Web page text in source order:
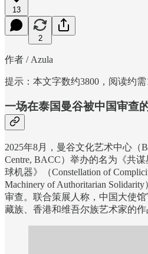
13
2
作者 / Azula
提示：本文字数约3800，阅读约需
一场在泰国曼谷被中国审查
2025年8月，曼谷文化艺术中心（
Centre, BACC）举办的名为《共
球机器》（Constellation of
Machinery of Authoritarian
审查。联合策展人称，中国大使
藏族、香港和维吾尔族艺术家的作